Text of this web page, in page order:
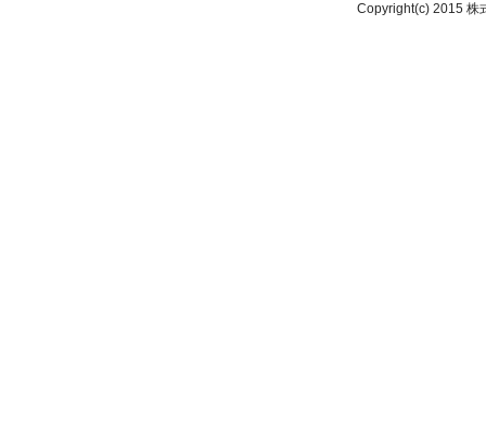
Copyright(c) 2015 株